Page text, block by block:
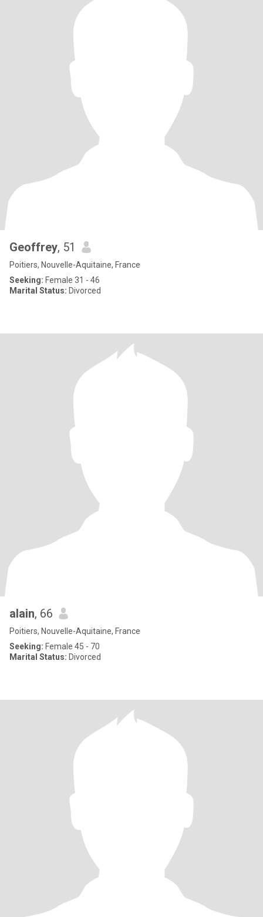
Geoffrey, 51
Poitiers, Nouvelle-Aquitaine, France
Seeking: Female 31 - 46
Marital Status: Divorced
alain, 66
Poitiers, Nouvelle-Aquitaine, France
Seeking: Female 45 - 70
Marital Status: Divorced